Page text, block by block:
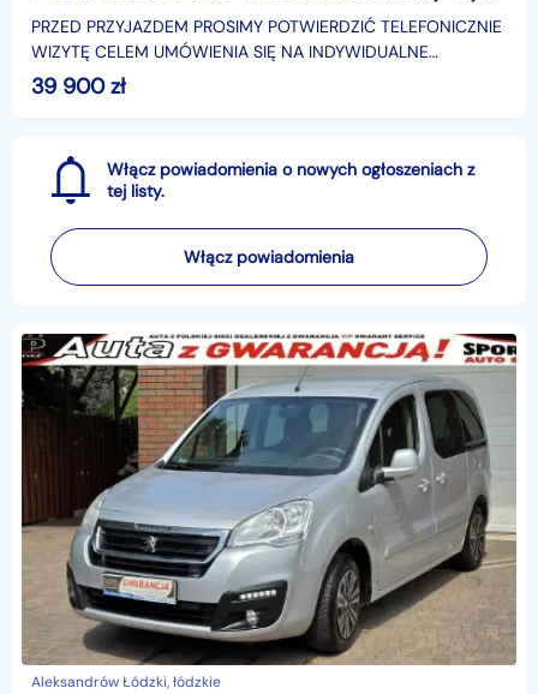
PRZED PRZYJAZDEM PROSIMY POTWIERDZIĆ TELEFONICZNIE
WIZYTĘ CELEM UMÓWIENIA SIĘ NA INDYWIDUALNE
BEZPIECZNE OGLĘDZINY..Zadbany egzemplarz.
wyprodukowany w 2015r. R
39 900zł
Włącz powiadomienia o nowych ogłoszeniach z
tej listy.
Włącz powiadomienia
Aleksandrów Łódzki, łódzkie